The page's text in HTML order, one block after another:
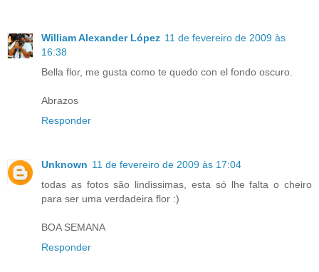
William Alexander López 11 de fevereiro de 2009 às
16:38
Bella flor, me gusta como te quedo con el fondo oscuro.
Abrazos
Responder
Unknown 11 de fevereiro de 2009 às 17:04
todas as fotos são lindissimas, esta só lhe falta o cheiro
para ser uma verdadeira flor :)
BOA SEMANA
Responder